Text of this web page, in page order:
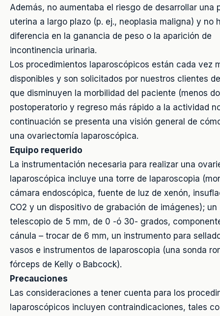
Además, no aumentaba el riesgo de desarrollar una
uterina a largo plazo (p. ej., neoplasia maligna) y no
diferencia en la ganancia de peso o la aparición de
incontinencia urinaria.
Los procedimientos laparoscópicos están cada vez
disponibles y son solicitados por nuestros clientes
que disminuyen la morbilidad del paciente (menos
postoperatorio y regreso más rápido a la actividad
continuación se presenta una visión general de
una ovariectomía laparoscópica.
Equipo requerido
La instrumentación necesaria para realizar una
laparoscópica incluye una torre de laparoscopia
cámara endoscópica, fuente de luz de xenón,
CO2 y un dispositivo de grabación de imágenes); un
telescopio de 5 mm, de 0 -ó 30- grados,
cánula – trocar de 6 mm, un instrumento para
vasos e instrumentos de laparoscopia (una sonda
fórceps de Kelly o Babcock).
Precauciones
Las consideraciones a tener cuenta para los
laparoscópicos incluyen contraindicaciones, tales